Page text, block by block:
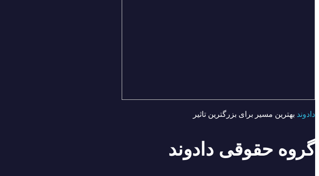
دادوند بهترین مسیر برای بزرگترین تاثیر
گروه حقوقی دادوند